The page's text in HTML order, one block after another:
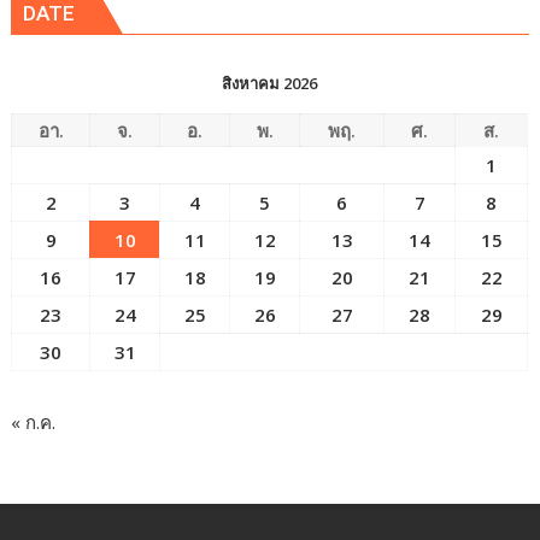
DATE
สิงหาคม 2026
อา. จ. อ. พ. พฤ. ศ.
ส.
1
2
3 4 5 6 7
8
9
10 11 12 13 14
15
16
17 18 19 20 21
22
23
24 25 26 27 28
29
30
31
« ก.ค.